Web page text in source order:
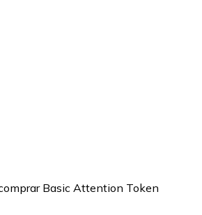
Basic Attention Token